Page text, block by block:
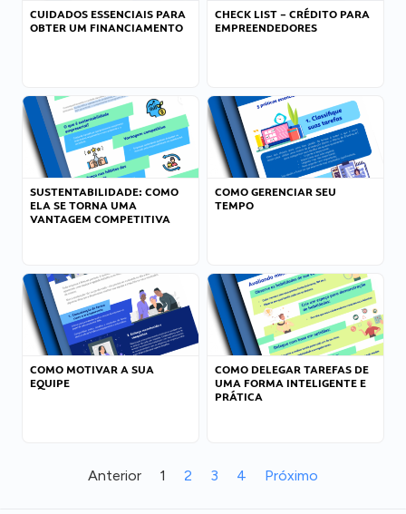
CUIDADOS ESSENCIAIS PARA
OBTER UM FINANCIAMENTO
CHECK LIST – CRÉDITO PARA
EMPREENDEDORES
SUSTENTABILIDADE: COMO
ELA SE TORNA UMA
VANTAGEM COMPETITIVA
COMO GERENCIAR SEU
TEMPO
COMO MOTIVAR A SUA
EQUIPE
COMO DELEGAR TAREFAS DE
UMA FORMA INTELIGENTE E
PRÁTICA
Anterior 1 2 3 4 Próximo